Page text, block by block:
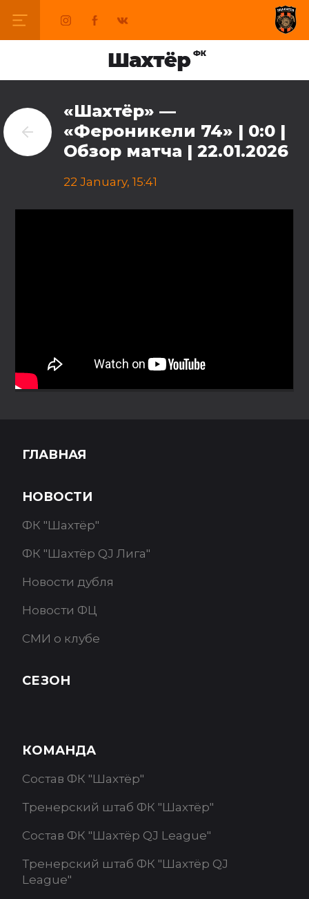
«Шахтёр» —
«Фероникели 74» | 0:0 |
Обзор матча | 22.01.2026
22 January, 15:41
ГЛАВНАЯ
НОВОСТИ
ФК "Шахтёр"
ФК "Шахтёр QJ Лига"
Новости дубля
Новости ФЦ
СМИ о клубе
СЕЗОН
КОМАНДА
Состав ФК "Шахтёр"
Тренерский штаб ФК "Шахтёр"
Состав ФК "Шахтёр QJ League"
Тренерский штаб ФК "Шахтёр QJ
League"